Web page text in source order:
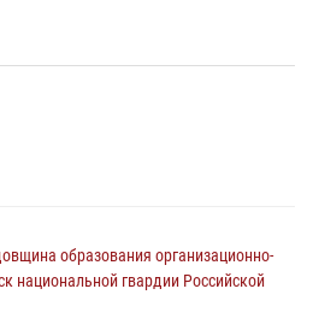
образования организационно-
национальной гвардии Российской